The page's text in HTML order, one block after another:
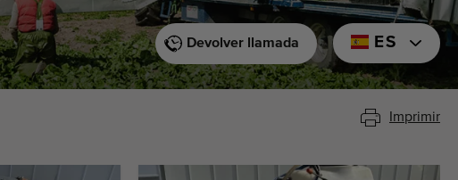
ES
Devolver llamada
Imprimir